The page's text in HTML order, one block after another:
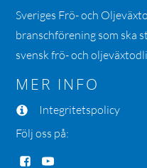
Sveriges Frö- och
branschförening som ska
svensk frö- och
MER INFO
Integritetspolicy
Följ oss på: